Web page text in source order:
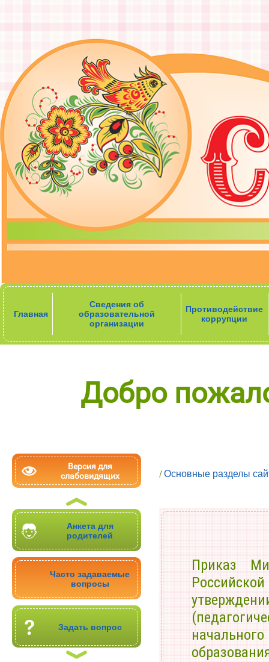
Главная
Сведения об
образовательной
организации
Противодействие
коррупции
Добро
Версия для
слабовидящих
Анкета для
родителей
Часто задаваемые
вопросы
Задать вопрос
Основные разделы
Приказ